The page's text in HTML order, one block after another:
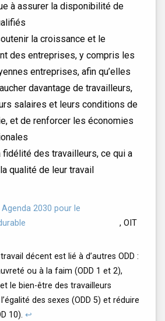
à assurer la disponibilité de
la croissance et le
des entreprises, y compris les
entreprises, afin qu’elles
davantage de travailleurs,
salaires et leurs conditions de
et de renforcer les économies
fidélité des travailleurs, ce qui a
qualité de leur travail
2030 pour le
, OIT
décent est lié à d’autres ODD :
ou à la faim (ODD 1 et 2),
le bien-être des travailleurs
des sexes (ODD 5) et réduire
10). ↩